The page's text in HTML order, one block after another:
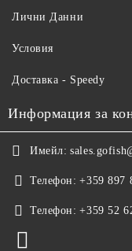
Лични Данни
Условия
Доставка - Speedy
Информация за
Имейл:
Телефон: +359 897
Телефон: +359 52